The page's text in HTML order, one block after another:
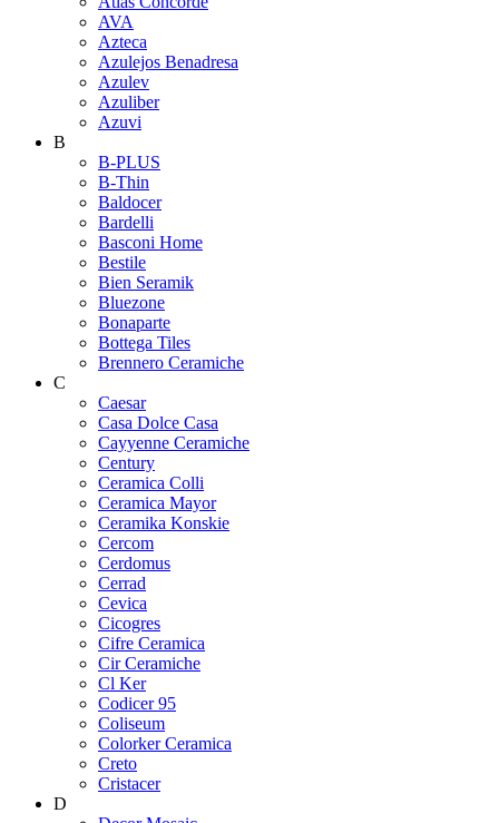
AVA
Azteca
Azulejos Benadresa
Azulev
Azuliber
Azuvi
B
B-PLUS
B-Thin
Baldocer
Bardelli
Basconi Home
Bestile
Bien Seramik
Bluezone
Bonaparte
Bottega Tiles
Brennero Ceramiche
C
Caesar
Casa Dolce Casa
Cayyenne Ceramiche
Century
Ceramica Colli
Ceramica Mayor
Ceramika Konskie
Cercom
Cerdomus
Cerrad
Cevica
Cicogres
Cifre Ceramica
Cir Ceramiche
Cl Ker
Codicer 95
Coliseum
Colorker Ceramica
Creto
Cristacer
D